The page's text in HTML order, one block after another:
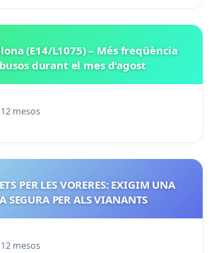
(E14/L1075) – Més freqüència
durant el mes d'agost
mesos
PER LES VORERES: EXIGIM UNA
SEGURA PER ALS VIANANTS
mesos